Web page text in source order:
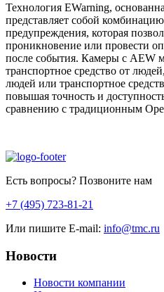
Технология EWarning,
представляет собой
предупреждения, которая
проникновение или провести
после события. Камеры с AEW
транспортное средство от
людей или транспортное
повышая точность и
сравнению с традиционным
Есть вопросы? Позвоните нам
+7 (495) 723-81-21
Или пишите E-mail: info@tmc.ru
Новости
Новости компании